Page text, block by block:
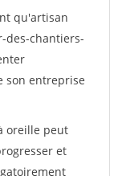
qu'artisan
des-chantiers-
son entreprise
oreille peut
et